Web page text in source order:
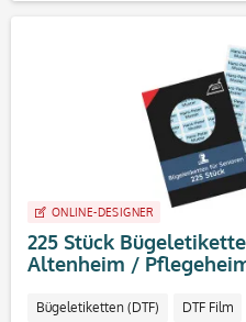
ONLINE-DESIGNER
225 Stück
Altenheim /
Bügeletiketten (DTF) DTF Film